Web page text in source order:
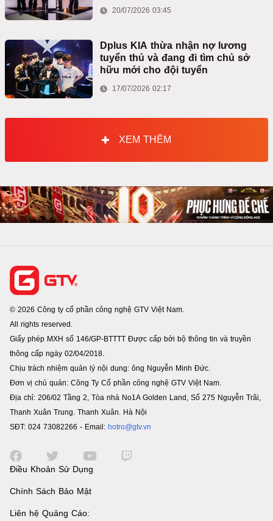
20/07/2026 03:45
Dplus KIA thừa nhận nợ lương
tuyển thủ và đang đi tìm chủ sở
hữu mới cho đội tuyển
17/07/2026 02:17
XEM THÊM
© 2026 Công ty cổ phần công nghệ GTV Việt Nam.
All rights reserved.
Giấy phép MXH số 146/GP-BTTTT Được cấp bởi bộ thông tin và truyền
thông cấp ngày 02/04/2018.
Chịu trách nhiệm quản lý nội dung: ông Nguyễn Minh Đức.
Đơn vị chủ quản: Công Ty Cổ phần công nghệ GTV Việt Nam.
Địa chỉ: 206/02 Tầng 2, Tòa nhà No1A Golden Land, Số 275 Nguyễn Trãi,
Thanh Xuân Trung. Thanh Xuân. Hà Nội
SĐT: 024 73082266 - Email: hotro@gtv.vn
Điều Khoản Sử Dụng
Chính Sách Bảo Mật
Liên hệ Quảng Cáo: